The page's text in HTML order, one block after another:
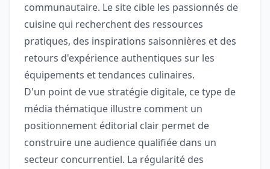
communautaire. Le site cible les passionnés de
cuisine qui recherchent des ressources
pratiques, des inspirations saisonnières et des
retours d'expérience authentiques sur les
équipements et tendances culinaires.
D'un point de vue stratégie digitale, ce type de
média thématique illustre comment un
positionnement éditorial clair permet de
construire une audience qualifiée dans un
secteur concurrentiel. La régularité des